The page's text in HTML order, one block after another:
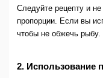
Следуйте рецепту и
пропорции. Если вы
чтобы не обжечь рыбу.
2. Использование